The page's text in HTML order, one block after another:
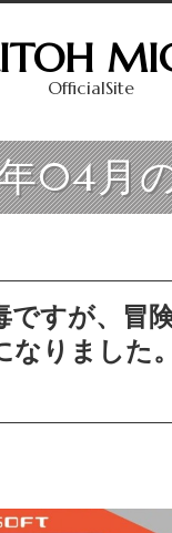
OfficialSite
04月
ですが、冒
なりました